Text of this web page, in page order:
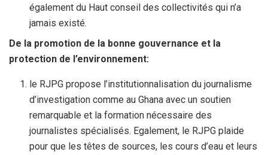
également du Haut conseil des collectivités qui n’a
jamais existé.
De la promotion de la bonne gouvernance et la
protection de l’environnement:
le RJPG propose l’institutionnalisation du journalisme
d’investigation comme au Ghana avec un soutien
remarquable et la formation nécessaire des
journalistes spécialisés. Egalement, le RJPG plaide
pour que les têtes de sources, les cours d’eau et leurs